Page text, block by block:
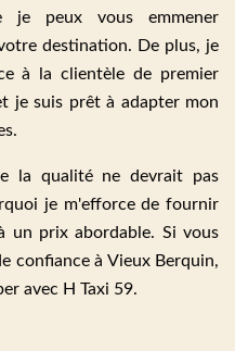
je peux vous emmener
destination. De plus, je
à la clientèle de premier
je suis prêt à adapter mon
la qualité ne devrait pas
je m'efforce de fournir
un prix abordable. Si vous
confiance à Vieux Berquin,
avec H Taxi 59.